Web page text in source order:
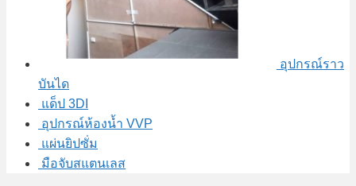
อุปกรณ์ราว
บันได
แด็ป 3DI
อุปกรณ์ห้องน้ำ VVP
แผ่นยิปซั่ม
มือจับสแตนเลส